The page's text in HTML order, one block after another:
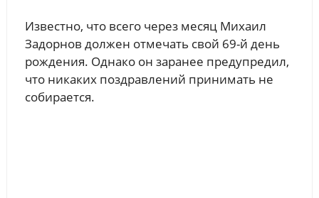
Известно, что всего через месяц Михаил
Задорнов должен отмечать свой 69-й день
рождения. Однако он заранее предупредил,
что никаких поздравлений принимать не
собирается.